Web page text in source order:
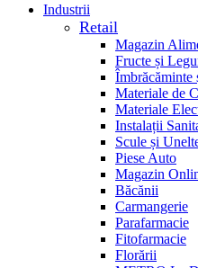
search
Menu Industrii
Retail
Magazin
Fructe și
Îmbrăcăminte
Materiale de
Materiale
Instalații
Scule și
Piese Auto
Magazin
Băcănii
Carmangerie
Parafarmacie
Fitofarmacie
Florării